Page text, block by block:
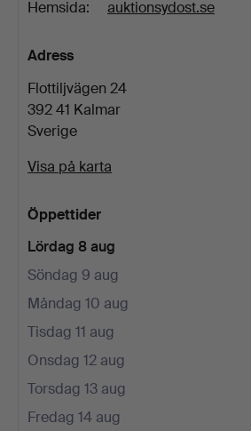
Hemsida:
auktionsydost.se
Adress
Flottiljvägen 24
392 41 Kalmar
Sverige
Visa på karta
Öppettider
Lördag 8 aug
Söndag 9 aug
Måndag 10 aug
Tisdag 11 aug
Onsdag 12 aug
Torsdag 13 aug
Fredag 14 aug